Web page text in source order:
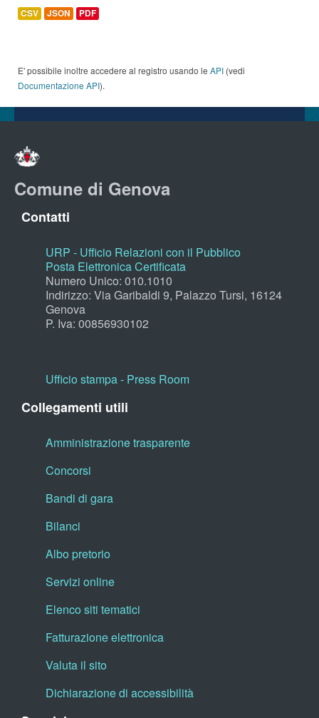
CSV JSON PDF
E' possibile inoltre accedere al registro usando le API (vedi
Documentazione API).
Comune di Genova
Contatti
URP - Ufficio Relazioni con il Pubblico
Posta Elettronica Certificata
Numero Unico: 010.1010
Indirizzo: Via Garibaldi 9, Palazzo Tursi, 16124
Genova
P. Iva: 00856930102
Ufficio stampa - Press Room
Collegamenti utili
Amministrazione trasparente
Concorsi
Bandi di gara
Bilanci
Albo pretorio
Servizi online
Elenco siti tematici
Fatturazione elettronica
Valuta il sito
Dichiarazione di accessibilità